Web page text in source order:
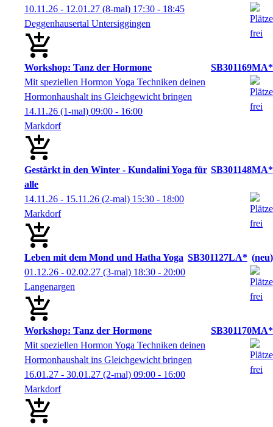
10.11.26 - 12.01.27 (8-mal) 17:30 - 18:45
Deggenhausertal Untersiggingen
Workshop: Tanz der Hormone
SB301169MA*
Mit speziellen Hormon Yoga Techniken deinen
Hormonhaushalt ins Gleichgewicht bringen
14.11.26 (1-mal) 09:00 - 16:00
Markdorf
Gestärkt in den Winter - Kundalini Yoga für
alle
SB301148MA*
14.11.26 - 15.11.26 (2-mal) 15:30 - 18:00
Markdorf
Leben mit dem Mond und Hatha Yoga SB301127LA*
neu
01.12.26 - 02.02.27 (3-mal) 18:30 - 20:00
Langenargen
Workshop: Tanz der Hormone
SB301170MA*
Mit speziellen Hormon Yoga Techniken deinen
Hormonhaushalt ins Gleichgewicht bringen
16.01.27 - 30.01.27 (2-mal) 09:00 - 16:00
Markdorf